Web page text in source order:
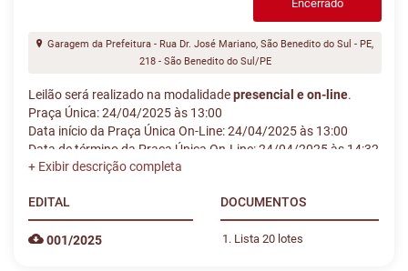
Encerrado
Garagem da Prefeitura - Rua Dr. José Mariano, São Benedito do Sul - PE,
218 - São Benedito do Sul/PE
Leilão será realizado na modalidadepresencial e on-line.
Praça Única: 24/04/2025 às 13:00
Data início da Praça Única On-Line: 24/04/2025 às 13:00
Data de término da Praça Única On-Line: 24/04/2025 às 14:32
EDITAL
001/2025
DOCUMENTOS
Lista 20 lotes